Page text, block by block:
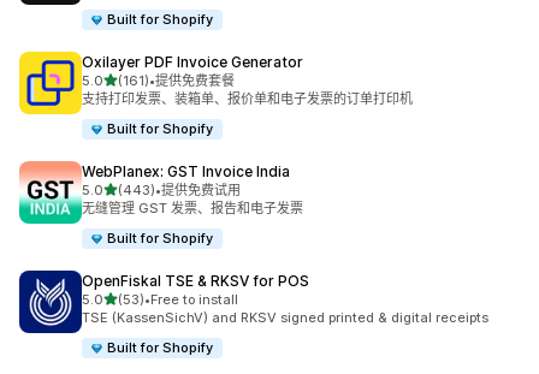
Built for Shopify
Oxilayer PDF Invoice Generator
5.0星（满分 5 星）
(161)
总共 161 条评论
•提供免费套餐
支持打印发票、装箱单、报价单和电子发票的订单打印机
Built for Shopify
WebPlanex: GST Invoice India
5.0星（满分 5 星）
(443)
总共 443 条评论
•提供免费试用
无缝管理 GST 发票、报告和电子发票
Built for Shopify
OpenFiskal TSE & RKSV for POS
5.0星（满分 5 星）
(53)
总共 53 条评论
•Free to install
TSE (KassenSichV) and RKSV signed printed & digital receipts
Built for Shopify